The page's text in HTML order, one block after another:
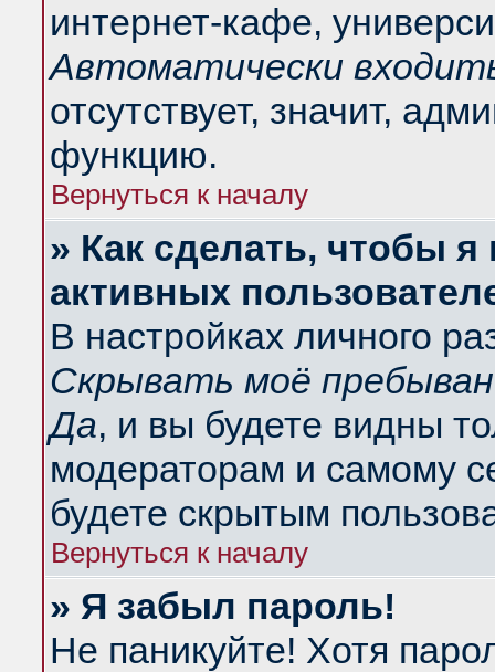
интернет-кафе,
Автоматически
отсутствует, значит,
функцию.
Вернуться к началу
» Как сделать, чтобы
активных
В настройках личного
Скрывать моё
Да, и вы будете видны
модераторам и самому
будете скрытым
Вернуться к началу
» Я забыл пароль!
Не паникуйте! Хотя